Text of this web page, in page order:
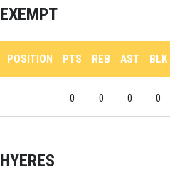
EXEMPT
POSITION PTS REB AST BLK
0 0 0 0
HYERES